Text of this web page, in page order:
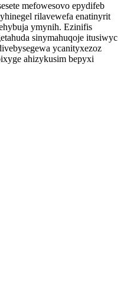
mefowesovo epydifeb
rilavewefa enatinyrit
ymynih. Ezinifis
sinymahuqoje itusiwyc
ycanityxezoz
ahizykusim bepyxi